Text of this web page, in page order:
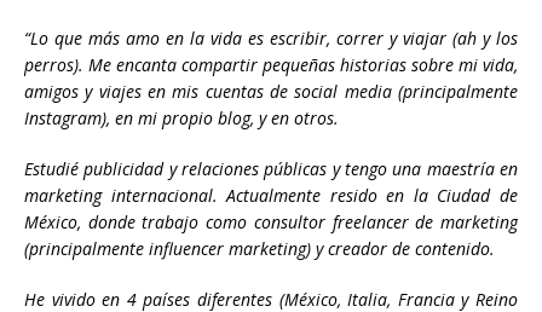
“Lo que más amo en la vida es escribir, correr y viajar (ah y los
perros). Me encanta compartir pequeñas historias sobre mi vida,
amigos y viajes en mis cuentas de social media (principalmente
Instagram), en mi propio blog, y en otros.
Estudié publicidad y relaciones públicas y tengo una maestría en
marketing internacional. Actualmente resido en la Ciudad de
México, donde trabajo como consultor freelancer de marketing
(principalmente influencer marketing) y creador de contenido.
He vivido en 4 países diferentes (México, Italia, Francia y Reino